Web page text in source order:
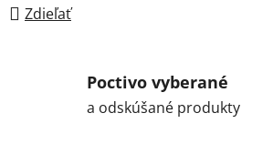
Zdieľať
Poctivo vyberané
a odskúšané produkty